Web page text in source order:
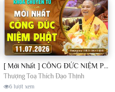
[ Mới Nhất ] CÔNG ĐỨC NIỆM PHẬT - Khoá Chuyên Tu Chùa Khai Nguyên 11/07/2026 | TT. Thích Đạo Thịnh
Thượng Toạ Thích Đạo Thịnh
6 lượt xem